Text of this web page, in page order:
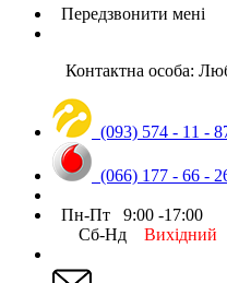
Передзвонити мені
Контактна особа:
(093) 574 - 11 -
(066) 177 - 66 -
Пн-Пт 9:00 -17:00
Сб-Нд Вихідний